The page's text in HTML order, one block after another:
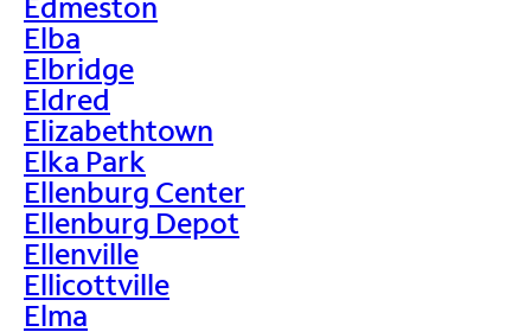
Elba
Elbridge
Eldred
Elizabethtown
Elka Park
Ellenburg Center
Ellenburg Depot
Ellenville
Ellicottville
Elma